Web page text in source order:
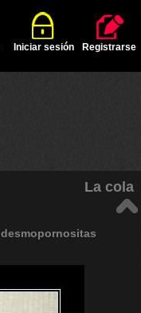
Iniciar sesión Registrarse
La cola
desmopornositas